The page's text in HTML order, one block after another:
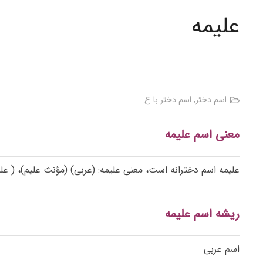
علیمه
اسم دختر, اسم دختر با ع
معنی اسم علیمه
علیمه اسم دخترانه است، معنی علیمه: (عربی) (مؤنث علیم)، (
ریشه اسم علیمه
اسم عربی